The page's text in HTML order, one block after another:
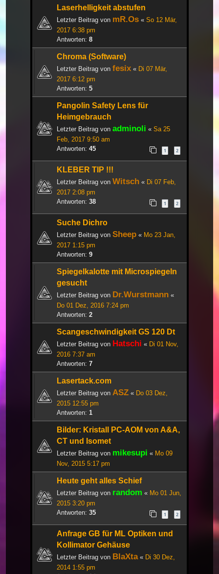
Laserhelligkeit abstufen
Letzter Beitrag von mR.Os « So 12 Mär,
2017 6:38 pm
Antworten: 8
Chroma (Software)
Letzter Beitrag von fesix « Di 07 Mär,
2017 6:12 pm
Antworten: 5
Pangolin Safety Lens für
Heimgebrauch
Letzter Beitrag von adminoli « Sa 25
Feb, 2017 9:50 am
Antworten: 45 1 2
KLEBER TIP !!!
Letzter Beitrag von Witsch « Di 07 Feb,
2017 2:08 pm
Antworten: 38 1 2
Suche Dichro
Letzter Beitrag von Sheep « Mo 23 Jan,
2017 1:15 pm
Antworten: 9
Spiegelkalotte mit Microspiegeln
gesucht
Letzter Beitrag von Dr.Wurstmann «
Do 01 Dez, 2016 7:24 pm
Antworten: 2
Scangeschwindigkeit GS 120 Dt
Letzter Beitrag von Hatschi « Di 01 Nov,
2016 7:37 am
Antworten: 7
Lasertack.com
Letzter Beitrag von ASZ « Do 03 Dez,
2015 12:55 pm
Antworten: 1
Bilder: Kristall PC-AOM von A&A,
CT und Isomet
Letzter Beitrag von mikesupi « Mo 09
Nov, 2015 5:17 pm
Heute geht alles Schief
Letzter Beitrag von random « Mo 01 Jun,
2015 3:20 pm
Antworten: 35 1 2
Anfrage GB für ML Optiken und
Kollimator Gehäuse
Letzter Beitrag von BlaXta« Di 30 Dez,
2014 1:55 pm